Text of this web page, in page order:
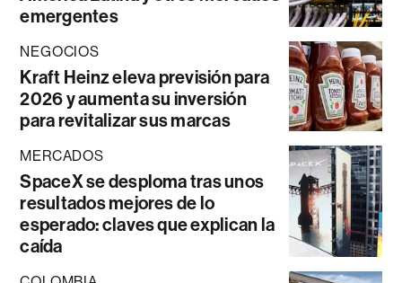
emergentes
NEGOCIOS
Kraft Heinz eleva previsión para
2026 y aumenta su inversión
para revitalizar sus marcas
MERCADOS
SpaceX se desploma tras unos
resultados mejores de lo
esperado: claves que explican la
caída